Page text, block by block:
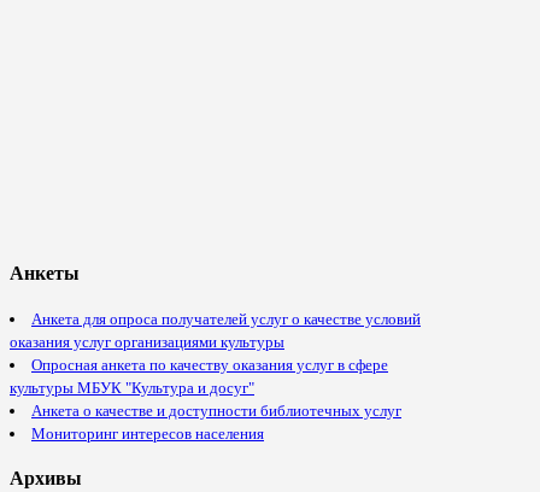
Анкеты
Анкета для опроса получателей услуг о качестве условий
оказания услуг организациями культуры
Опросная анкета по качеству оказания услуг в сфере
культуры МБУК "Культура и досуг"
Анкета о качестве и доступности библиотечных услуг
Мониторинг интересов населения
Архивы